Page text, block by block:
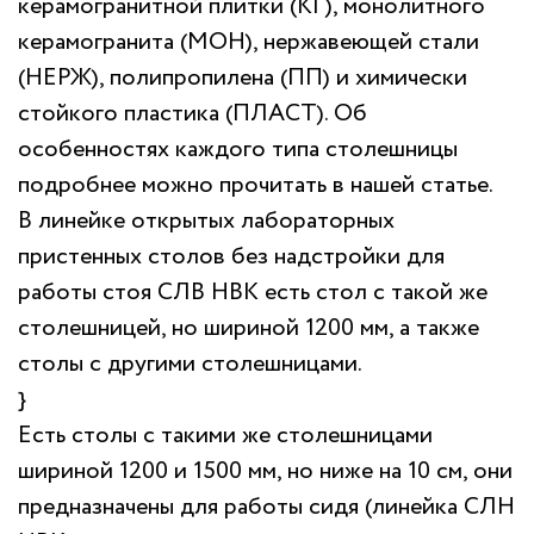
керамогранита (МОН), нержавеющей стали
(НЕРЖ), полипропилена (ПП) и химически
стойкого пластика (ПЛАСТ). Об
особенностях каждого типа столешницы
подробнее можно прочитать в нашей статье.
В линейке открытых лабораторных
пристенных столов без надстройки для
работы стоя СЛВ НВК есть стол с такой же
столешницей, но шириной 1200 мм, а также
столы с другими столешницами.
}
Есть столы с такими же столешницами
шириной 1200 и 1500 мм, но ниже на 10 см, они
предназначены для работы сидя (линейка СЛН